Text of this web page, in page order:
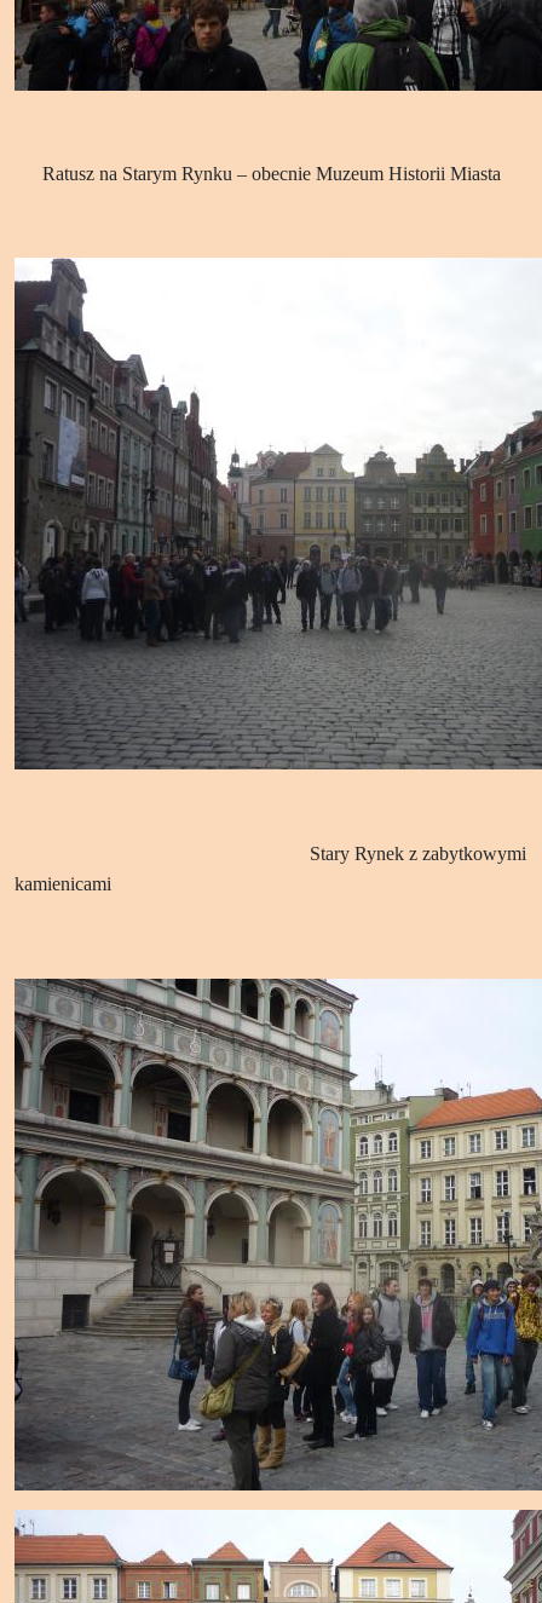
Ratusz na Starym Rynku – obecnie Muzeum Historii Miasta
Stary Rynek z zabytkowymi
kamienicami